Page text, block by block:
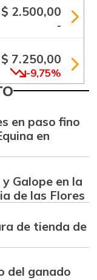
$ 2.500,00
-
$ 7.250,00
-9,75%
+23,30%
$ 5.289,00
-18,63%
$ 9.000,00
en paso fino
en
Galope en la
de las Flores
de tienda de
del ganado